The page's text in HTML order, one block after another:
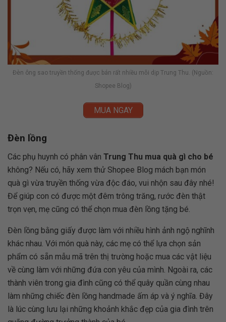
Đèn ông sao truyền thống được bán rất nhiều mỗi dịp Trung Thu. (Nguồn:
Shopee Blog)
MUA NGAY
Đèn lồng
Các phụ huynh có phân vân Trung Thu mua quà gì cho bé
không? Nếu có, hãy xem thử Shopee Blog mách bạn món
quà gì vừa truyền thống vừa độc đáo, vui nhộn sau đây nhé!
Để giúp con có được một đêm trông trăng, rước đèn thật
trọn vẹn, mẹ cũng có thể chọn mua đèn lồng tặng bé.
Đèn lồng bằng giấy được làm với nhiều hình ảnh ngộ nghĩnh
khác nhau. Với món quà này, các mẹ có thể lựa chọn sản
phẩm có sẵn mẫu mã trên thị trường hoặc mua các vật liệu
về cùng làm với những đứa con yêu của mình. Ngoài ra, các
thành viên trong gia đình cũng có thể quây quần cùng nhau
làm những chiếc đèn lồng handmade ấm áp và ý nghĩa. Đây
là lúc cùng lưu lại những khoảnh khắc đẹp của gia đình trên